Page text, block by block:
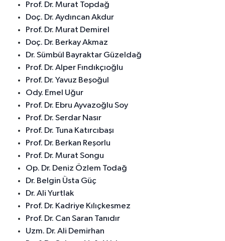
Prof. Dr. Murat Topdağ
Doç. Dr. Aydıncan Akdur
Prof. Dr. Murat Demirel
Doç. Dr. Berkay Akmaz
Dr. Sümbül Bayraktar Güzeldağ
Prof. Dr. Alper Fındıkçıoğlu
Prof. Dr. Yavuz Beşoğul
Ody. Emel Uğur
Prof. Dr. Ebru Ayvazoğlu Soy
Prof. Dr. Serdar Nasır
Prof. Dr. Tuna Katırcıbaşı
Prof. Dr. Berkan Reşorlu
Prof. Dr. Murat Songu
Op. Dr. Deniz Özlem Todağ
Dr. Belgin Üsta Güç
Dr. Ali Yurtlak
Prof. Dr. Kadriye Kılıçkesmez
Prof. Dr. Can Saran Tanıdır
Uzm. Dr. Ali Demirhan